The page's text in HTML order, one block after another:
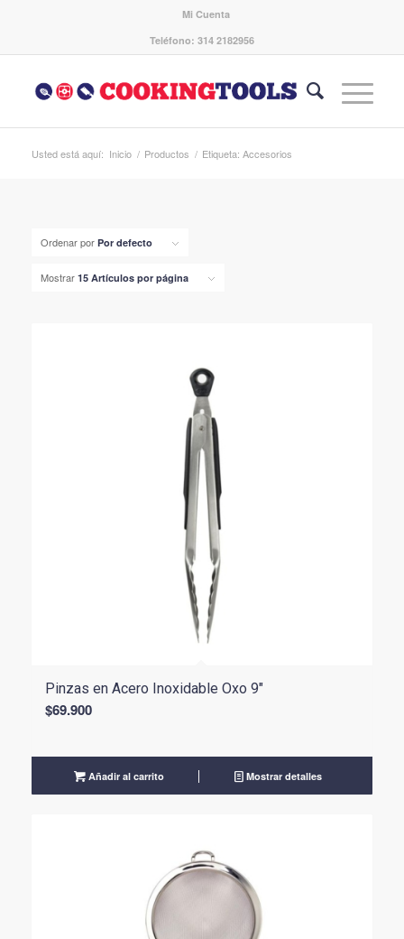
Mi Cuenta
Teléfono: 314 2182956
Usted está aquí: Inicio / Productos / Etiqueta: Accesorios
Ordenar por Por defecto
Mostrar 15 Artículos por página
Pinzas en Acero Inoxidable Oxo 9″
$69.900
Añadir al carrito Mostrar detalles